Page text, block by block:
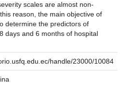
scales are almost non-
reason, the main objective of
determine the predictors of
days and 6 months of hospital
handle/23000/10084